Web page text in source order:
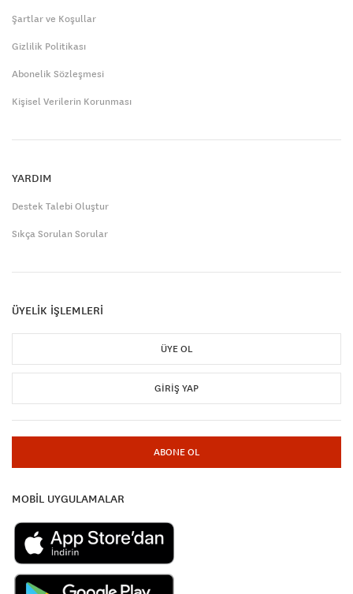
Şartlar ve Koşullar
Gizlilik Politikası
Abonelik Sözleşmesi
Kişisel Verilerin Korunması
YARDIM
Destek Talebi Oluştur
Sıkça Sorulan Sorular
ÜYELİK İŞLEMLERİ
ÜYE OL
GIRIŞ YAP
ABONE OL
MOBİL UYGULAMALAR